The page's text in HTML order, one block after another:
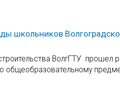
школьников
ВолгГТУ прошел